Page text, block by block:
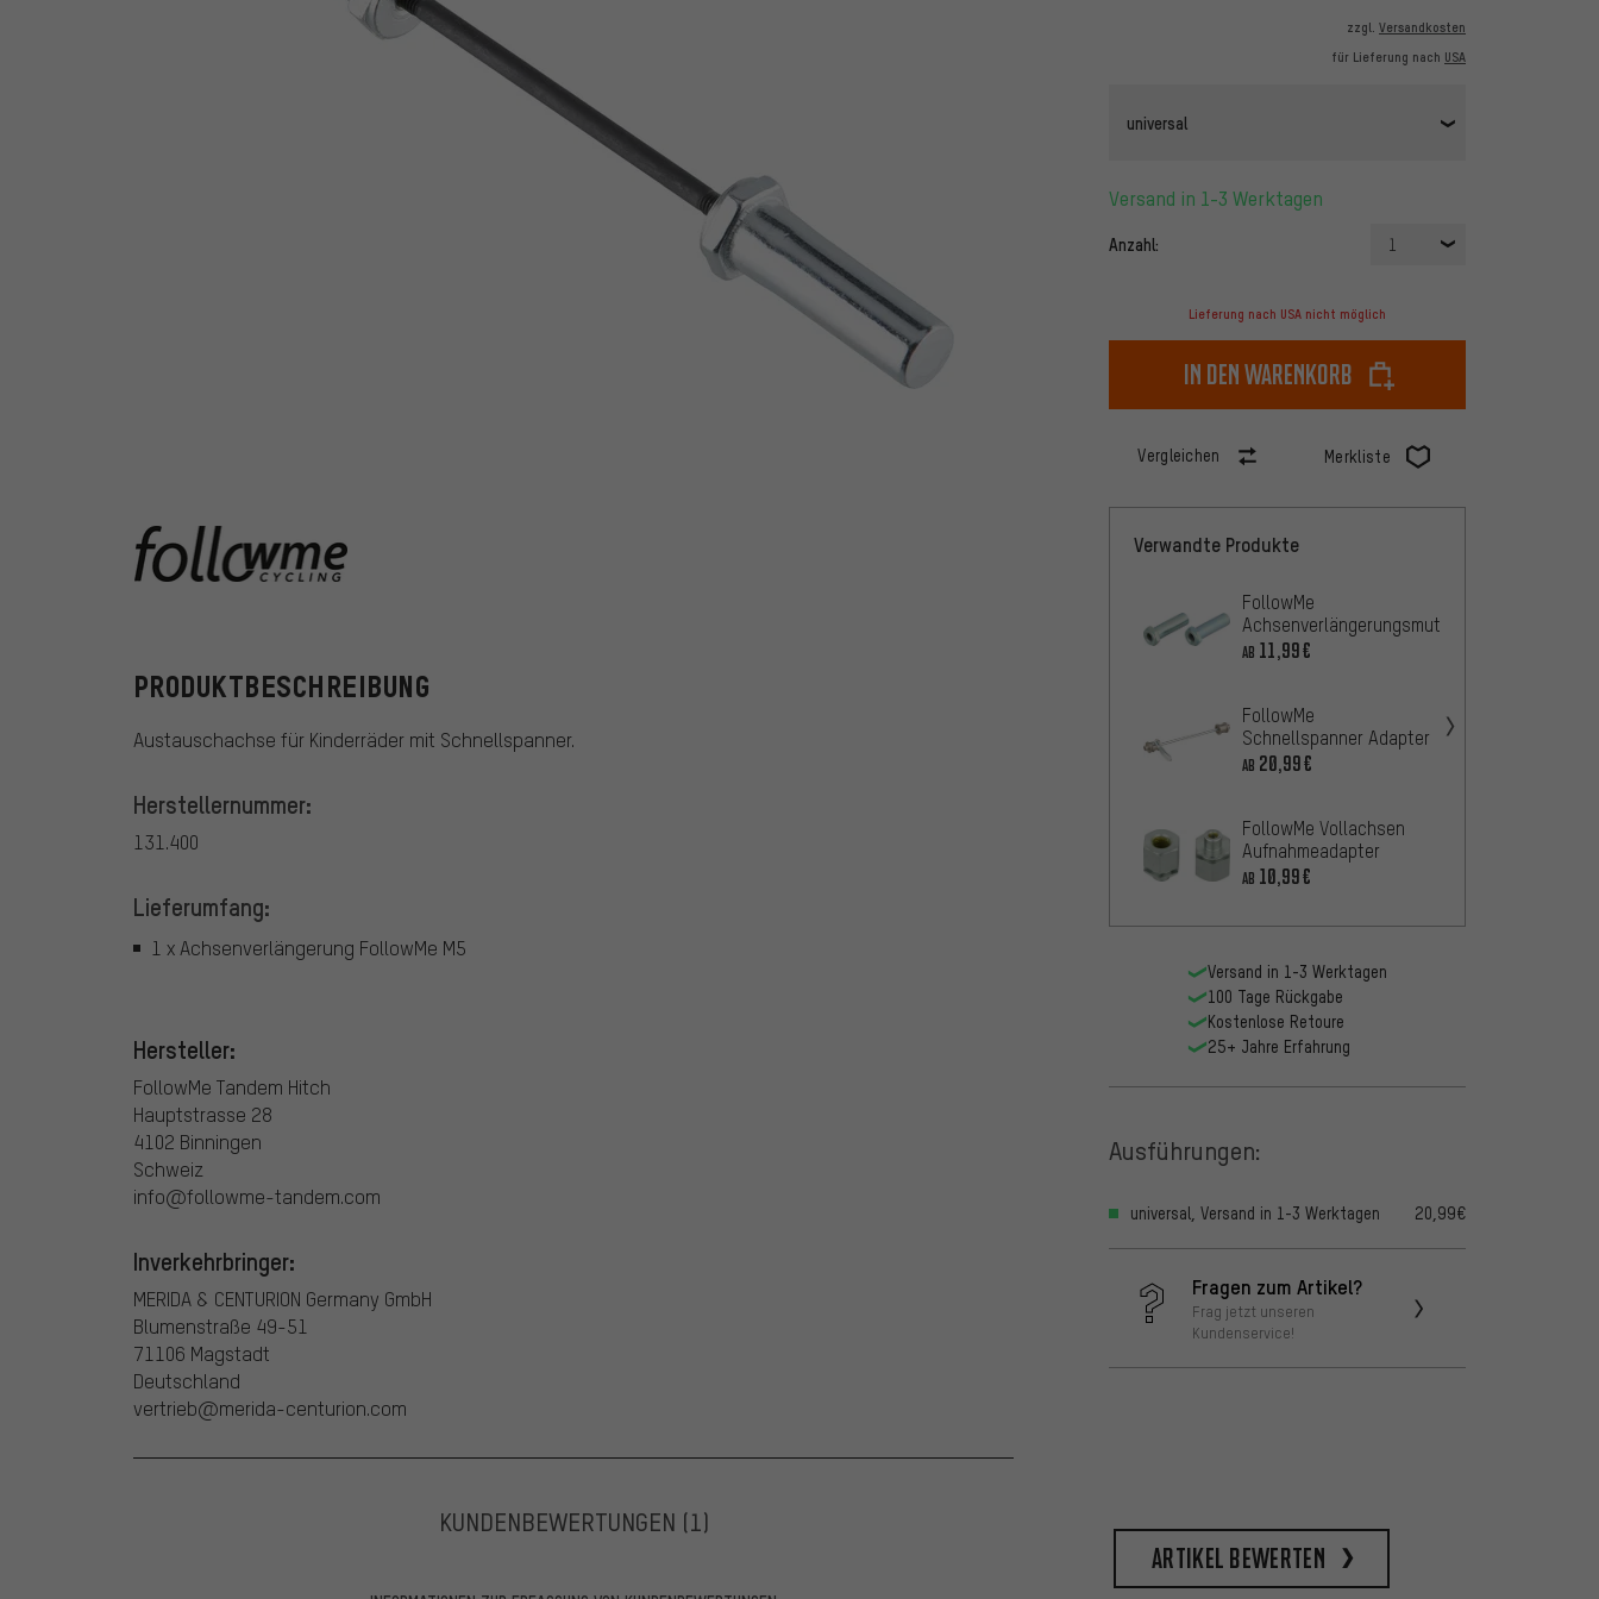
zzgl. Versandkosten
für Lieferung nach USA
universal
Versand in 1-3 Werktagen
Anzahl: 1
Lieferung nach USA nicht möglich
In den Warenkorb
Vergleichen Merkliste
PRODUKTBESCHREIBUNG
Austauschachse für Kinderräder mit Schnellspanner.
Herstellernummer:
131.400
Lieferumfang:
1 x Achsenverlängerung FollowMe M5
Hersteller:
FollowMe Tandem Hitch
Hauptstrasse 28
4102 Binningen
Schweiz
info@followme-tandem.com
Inverkehrbringer:
MERIDA & CENTURION Germany GmbH
Blumenstraße 49-51
71106 Magstadt
Deutschland
vertrieb@merida-centurion.com
Verwandte Produkte
FollowMe
Achsenverlängerungsmutter
AB 11,99€
FollowMe
Schnellspanner Adapter
AB 20,99€
FollowMe Vollachsen
Aufnahmeadapter
AB 10,99€
Versand in 1-3 Werktagen
100 Tage Rückgabe
Kostenlose Retoure
25+ Jahre Erfahrung
Ausführungen:
universal, Versand in 1-3 Werktagen 20,99€
Fragen zum Artikel?
Frag jetzt unseren
Kundenservice!
KUNDENBEWERTUNGEN (1)
Artikel bewerten